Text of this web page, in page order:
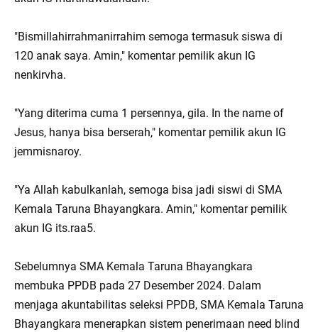
"Bismillahirrahmanirrahim semoga termasuk siswa di
120 anak saya. Amin," komentar pemilik akun IG
nenkirvha.
"Yang diterima cuma 1 persennya, gila. In the name of
Jesus, hanya bisa berserah," komentar pemilik akun IG
jemmisnaroy.
"Ya Allah kabulkanlah, semoga bisa jadi siswi di SMA
Kemala Taruna Bhayangkara. Amin," komentar pemilik
akun IG its.raa5.
Sebelumnya SMA Kemala Taruna Bhayangkara
membuka PPDB pada 27 Desember 2024. Dalam
menjaga akuntabilitas seleksi PPDB, SMA Kemala Taruna
Bhayangkara menerapkan sistem penerimaan need blind